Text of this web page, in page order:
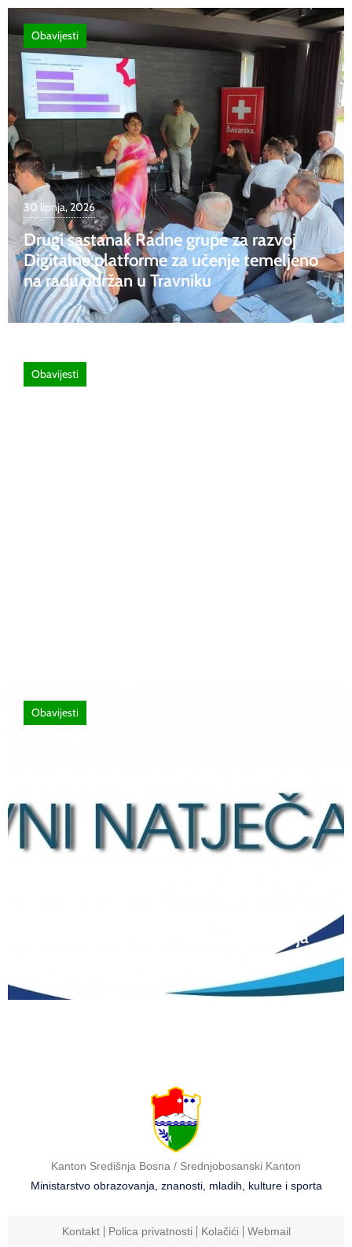
30 lipnja, 2026
Drugi sastanak Radne grupe za razvoj
Digitalne platforme za učenje temeljeno
na radu održan u Travniku
Obavijesti
Obavijesti
razred srednjih škola Kantona Središnja
Bosna u školskoj 2026./2027. godini
Obavijesti
Kanton Središnja Bosna / Srednjobosanski Kanton
Ministarstvo obrazovanja, znanosti, mladih, kulture i sporta
Kontakt Polica privatnosti Kolačići Webmail